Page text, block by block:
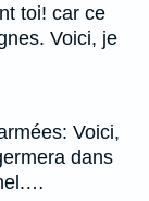
toi! car ce
Voici, je
Voici,
dans